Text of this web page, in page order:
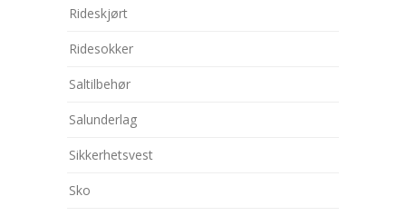
Rideskjørt
Ridesokker
Saltilbehør
Salunderlag
Sikkerhetsvest
Sko